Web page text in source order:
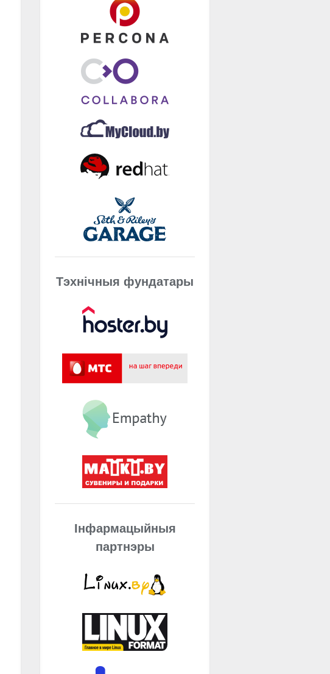
Тэхнічныя фундатары
Інфармацыйныя
партнэры